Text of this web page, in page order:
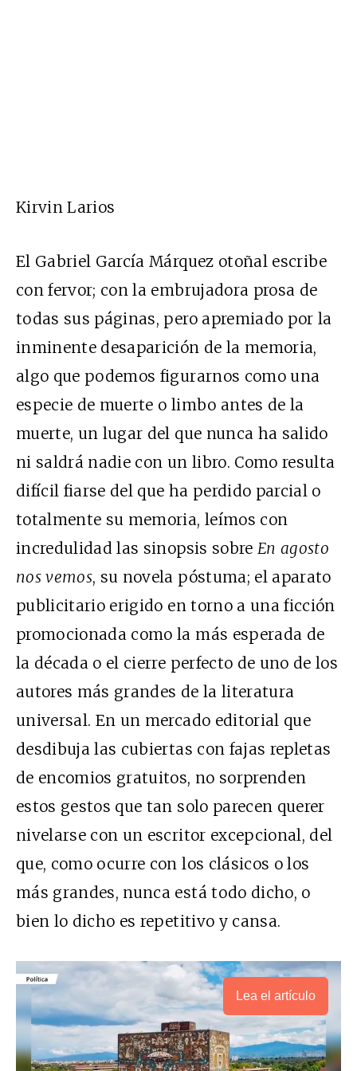
Kirvin Larios
El Gabriel García Márquez otoñal escribe
con fervor; con la embrujadora prosa de
todas sus páginas, pero apremiado por la
inminente desaparición de la memoria,
algo que podemos figurarnos como una
especie de muerte o limbo antes de la
muerte, un lugar del que nunca ha salido
ni saldrá nadie con un libro. Como resulta
difícil fiarse del que ha perdido parcial o
totalmente su memoria, leímos con
incredulidad las sinopsis sobre En agosto
nos vemos, su novela póstuma; el aparato
publicitario erigido en torno a una ficción
promocionada como la más esperada de
la década o el cierre perfecto de uno de los
autores más grandes de la literatura
universal. En un mercado editorial que
desdibuja las cubiertas con fajas repletas
de encomios gratuitos, no sorprenden
estos gestos que tan solo parecen querer
nivelarse con un escritor excepcional, del
que, como ocurre con los clásicos o los
más grandes, nunca está todo dicho, o
bien lo dicho es repetitivo y cansa.
Lea el artículo